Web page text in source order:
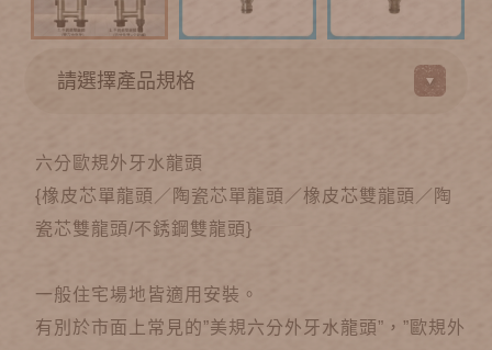
六分歐規外牙水龍頭
{橡皮芯單龍頭／陶瓷芯單龍頭／橡皮芯雙龍頭／陶
瓷芯雙龍頭/不銹鋼雙龍頭}
一般住宅場地皆適用安裝。
有別於市面上常見的”美規六分外牙水龍頭”，”歐規外